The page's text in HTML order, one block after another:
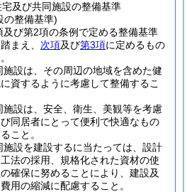
及び共同施設の整備基準
の整備基準)
及び第2項の条例で定める整備基準
まえ、 次項及び第3項に定めるもの
設は、その周辺の地域を含めた健
資するように考慮して整備するこ
施設は、安全、衛生、美観等を考慮
同居者にとって便利で快適なもの
こと。
施設を建設するに当たっては、設計
法の採用、規格化された資材の使
確保に努めることにより、建設及
用の縮減に配慮すること。